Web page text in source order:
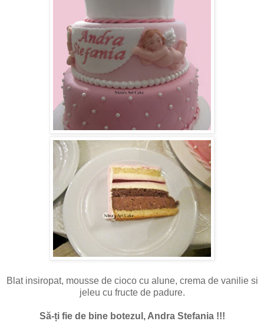
Blat insiropat, mousse de cioco cu alune, crema de vanilie si
jeleu cu fructe de padure.
Să-ți fie de bine botezul, Andra Stefania !!!